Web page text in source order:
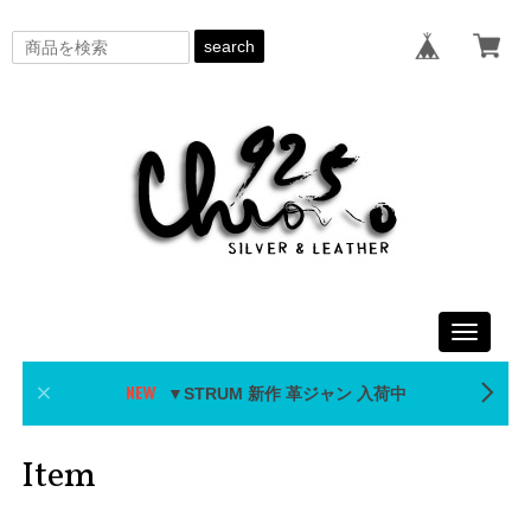
search
Toggle
▼STRUM 新作 革ジャン 入荷中
Item